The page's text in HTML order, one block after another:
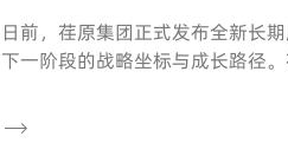
日前，荏原集团正式发布全新
下一阶段的战略坐标与成长路径
